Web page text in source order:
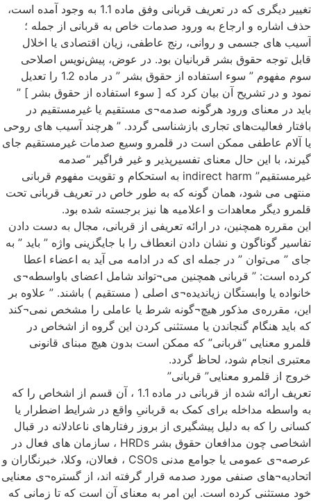
تغییر دیگری که در تعریف قربانی وفق ماده 1.1 به وجود آمده است،
حذف اشاره و ارجاع به ورود صدمات خاص به قربانی از جمله ؛
آسیب های جسمی و روانی، رنج عاطفی، زیان اقتصادی یا اخلال
قابل توجه حقوق بشر قربانیان بود. در عوض، پیش‌نویس اصلاحی
سوم مفهوم ” سوء استفاده از حقوق بشر ” در ماده 1.2 را تعدیل
نمود و در تشریح آن بیان کرد که [ سوء استفاده از حقوق بشر ] ”
باید در معنای ورود هرگونه صدمه¬ی مستقیم یا غیرمستقیم در
بافتار فعالیت‌های تجاری بازشناسی گردد. ” هرچند آسیب های روحی
یا آلام عاطفی ممکن است در قلمرو وسیع صدمات غیرمستقیم جای
گیرند، با این حال معنای تفسیرپذیر و غیر فراگیر “صدمه
غیرمستقیم” indirect harm به استحکام و تقویت مفهوم قربانی
منتهی می شود، همان گونه که به طور خاص در تعریف قربانی تحت
قلمرو دیگر معاهدات و اعلامیه ها نیز برجسته شده بود.
این مقرره همچنین، در ارائه تعریفی از قربانی، مجال به دست دادن
تفاسیر گوناگون و نشان دادن انعطاف را با جایگزینی واژه ” باید ” به
جای ” می‌توان ” در جمله ای که در ادامه می آید به اعضاء اعطا
کرده است: ” قربانی همچنین می¬تواند شامل اعضای باواسطه¬ی
خانواده یا وابستگان زیاندیده¬ی اصلی ( مستقیم ) باشند. ” علاوه بر
این، مقرره‌ی مذکور هیچ¬گونه شرط یا عاملی را مشخص نمی¬کند
که باید هنگام گنجاندن یا مستثنی کردن این گروه از اشخاص در
قلمرو معنایی “قربانی” که ممکن است بدون هیچ مبنای قانونی
معتبری انجام شود، لحاظ گردد.
خروج از قلمرو معنایی” قربانی”
تعریف ارائه شده از قربانی در ماده 1.1 ، آن قسم از اشخاص را که
به واسطه مداخله برای کمک به قربانیِ واقع در شرایط اضطرار یا
کسانی را که به دلیل پیشگیری از بروز رفتارهای ناعادلانه در قبال
اشخاصی چون مدافعان حقوق بشر HRDs ، سازمان های فعال در
عرصه¬ی عمومی یا جوامع مدنی CSOs ، فعالان، وکلا، خبرنگاران و
اتحادیه¬های صنفی مورد صدمه قرار گرفته اند، از گستره¬ی معنایی
خود مستثنی کرده است. این امر به معنای آن است که تا زمانی که